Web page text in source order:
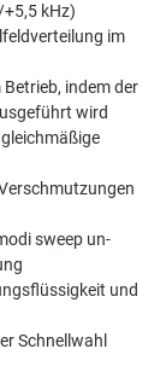
kHz)
im
Betrieb, indem der
wird
sweep un-
und
Schnellwahl